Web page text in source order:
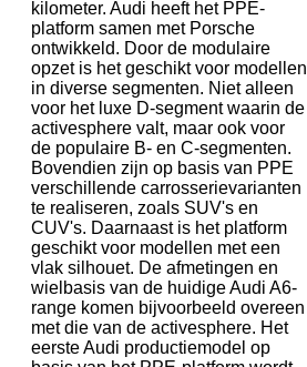
kilometer. Audi heeft het PPE-
platform samen met Porsche
ontwikkeld. Door de modulaire
opzet is het geschikt voor modellen
in diverse segmenten. Niet alleen
voor het luxe D-segment waarin de
activesphere valt, maar ook voor
de populaire B- en C-segmenten.
Bovendien zijn op basis van PPE
verschillende carrosserievarianten
te realiseren, zoals SUV's en
CUV's. Daarnaast is het platform
geschikt voor modellen met een
vlak silhouet. De afmetingen en
wielbasis van de huidige Audi A6-
range komen bijvoorbeeld overeen
met die van de activesphere. Het
eerste Audi productiemodel op